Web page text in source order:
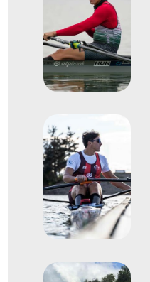
Evezős Egypárevezős (1x)